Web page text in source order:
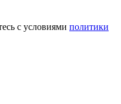
с условиями политики